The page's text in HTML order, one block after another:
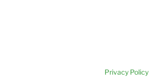
Privacy Policy